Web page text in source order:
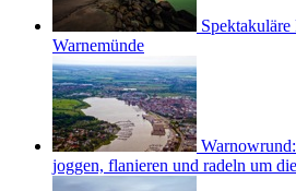
Warnemünde
joggen, flanieren und radeln um